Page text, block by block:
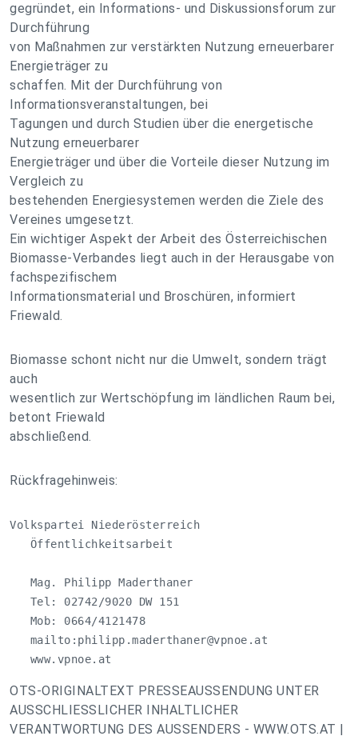
gegründet, ein Informations- und Diskussionsforum zur
Durchführung
von Maßnahmen zur verstärkten Nutzung erneuerbarer
Energieträger zu
schaffen. Mit der Durchführung von
Informationsveranstaltungen, bei
Tagungen und durch Studien über die energetische
Nutzung erneuerbarer
Energieträger und über die Vorteile dieser Nutzung im
Vergleich zu
bestehenden Energiesystemen werden die Ziele des
Vereines umgesetzt.
Ein wichtiger Aspekt der Arbeit des Österreichischen
Biomasse-Verbandes liegt auch in der Herausgabe von
fachspezifischem
Informationsmaterial und Broschüren, informiert
Friewald.
Biomasse schont nicht nur die Umwelt, sondern trägt
auch
wesentlich zur Wertschöpfung im ländlichen Raum bei,
betont Friewald
abschließend.
Rückfragehinweis:
Volkspartei Niederösterreich
   Öffentlichkeitsarbeit
   Mag. Philipp Maderthaner
   Tel: 02742/9020 DW 151
   Mob: 0664/4121478
   mailto:
philipp.maderthaner@vpnoe.at
   www.vpnoe.at
OTS-ORIGINALTEXT PRESSEAUSSENDUNG UNTER
AUSSCHLIESSLICHER INHALTLICHER
VERANTWORTUNG DES AUSSENDERS - WWW.OTS.AT |